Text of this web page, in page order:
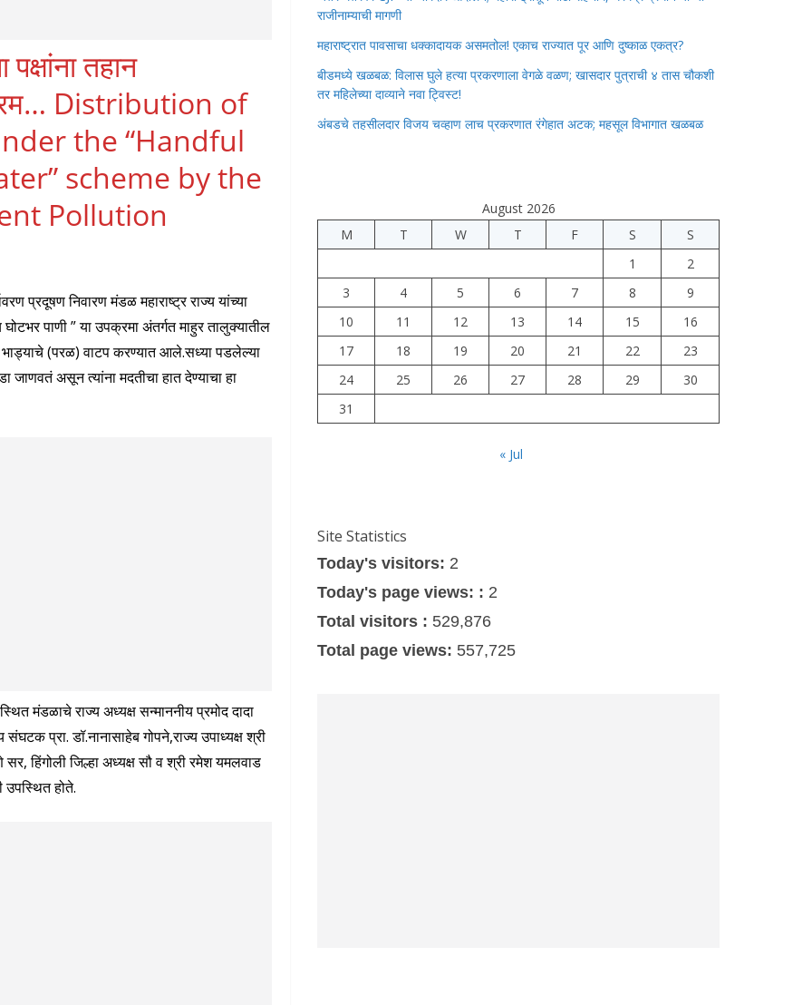
तहान
Distribution of
the “Handful
scheme by the
Pollution
प्रदूषण निवारण मंडळ महाराष्ट्र राज्य यांच्या
घोटभर पाणी ” या उपक्रमा अंतर्गत माहुर तालुक्यातील
भाड्याचे (परळ) वाटप करण्यात आले.सध्या पडलेल्या
जाणवतं असून त्यांना मदतीचा हात देण्याचा हा
मंडळाचे राज्य अध्यक्ष सन्माननीय प्रमोद दादा
संघटक प्रा. डॉ.नानासाहेब गोपने,राज्य उपाध्यक्ष श्री
हिंगोली जिल्हा अध्यक्ष सौ व श्री रमेश यमलवाड
उपस्थित होते.
राजीनाम्याची मागणी
महाराष्ट्रात पावसाचा धक्कादायक असमतोल! एकाच राज्यात पूर आणि दुष्काळ एकत्र?
बीडमध्ये खळबळ: विलास घुले हत्या प्रकरणाला वेगळे वळण; खासदार पुत्राची ४ तास चौकशी
तर महिलेच्या दाव्याने नवा ट्विस्ट!
अंबडचे तहसीलदार विजय चव्हाण लाच प्रकरणात रंगेहात अटक; महसूल विभागात खळबळ
August 2026
M
T W T F S
S
1
2
3
4 5 6 7 8
9
10
11 12 13 14 15
16
17
18 19 20 21 22
23
24
25 26 27 28 29
30
31
« Jul
Site Statistics
Today's visitors: 2
Today's page views: : 2
Total visitors : 529,876
Total page views: 557,725